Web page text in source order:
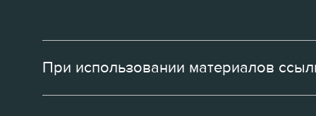
При использовании материалов